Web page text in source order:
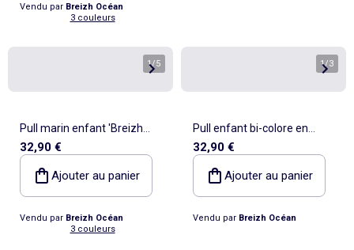
Vendu par Breizh Océan
3 couleurs
1/5
Pull marin enfant 'Breizh
Océan', Pull en coton épais
garçon ou fille
32,90 €
Ajouter au panier
Vendu par Breizh Océan
3 couleurs
1/3
Pull enfant bi-colore en
coton 'Breizh Océan', Pull
garçon ou fille
32,90 €
Ajouter au panier
Vendu par Breizh Océan